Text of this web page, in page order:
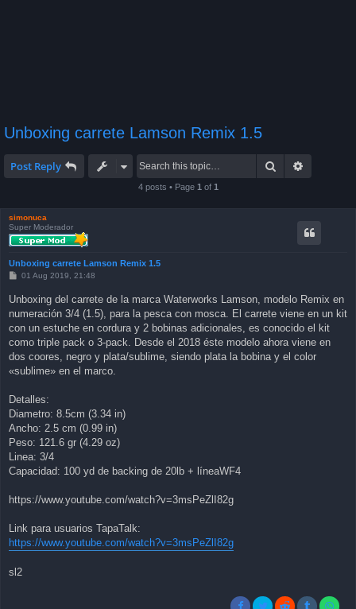
Unboxing carrete Lamson Remix 1.5
Post Reply Search
4 posts • Page 1 of 1
simonuca
Super Moderador
Unboxing carrete Lamson Remix 1.5
P
t
01 Aug 2019, 21:48
Unboxing del carrete de la marca Waterworks Lamson, modelo Remix en
numeración 3/4 (1.5), para la pesca con mosca. El carrete viene en un kit
con un estuche en cordura y 2 bobinas adicionales, es conocido el kit
como triple pack o 3-pack. Desde el 2018 éste modelo ahora viene en
dos coores, negro y plata/sublime, siendo plata la bobina y el color
«sublime» en el marco.
Detalles:
Diametro: 8.5cm (3.34 in)
Ancho: 2.5 cm (0.99 in)
Peso: 121.6 gr (4.29 oz)
Linea: 3/4
Capacidad: 100 yd de backing de 20lb + líneaWF4
https://www.youtube.com/watch?v=3msPeZlI82g
Link para usuarios TapaTalk:
https://www.youtube.com/watch?v=3msPeZlI82g
sl2